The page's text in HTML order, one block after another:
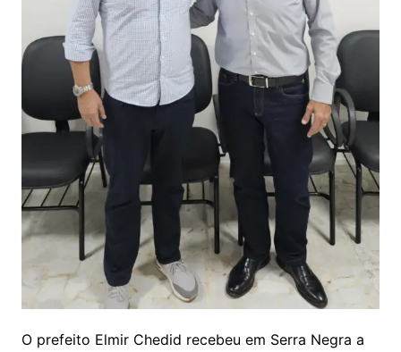
O prefeito Elmir Chedid recebeu em Serra Negra a